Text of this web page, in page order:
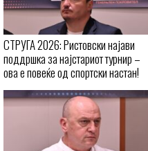
СТРУГА 2026: Ристовски најави
поддршка за најстариот турнир –
ова е повеќе од спортски настан!